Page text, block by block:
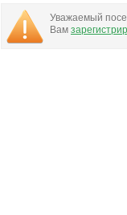
Уважаемый
Вам